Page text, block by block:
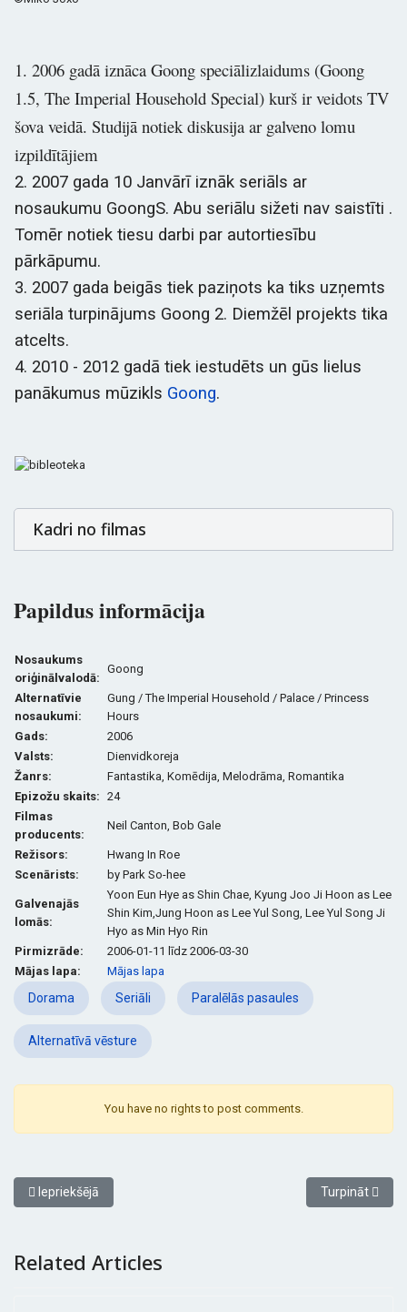
1. 2006 gadā iznāca Goong speciālizlaidums (Goong
1.5, The Imperial Household Special) kurš ir veidots TV
šova veidā. Studijā notiek diskusija ar galveno lomu
izpildītājiem
2. 2007 gada 10 Janvārī iznāk seriāls ar
nosaukumu GoongS. Abu seriālu sižeti nav saistīti .
Tomēr notiek tiesu darbi par autortiesību
pārkāpumu.
3. 2007 gada beigās tiek paziņots ka tiks uzņemts
seriāla turpinājums Goong 2. Diemžēl projekts tika
atcelts.
4. 2010 - 2012 gadā tiek iestudēts un gūs lielus
panākumus mūzikls Goong.
Kadri no filmas
Papildus informācija
Nosaukums
oriģinālvalodā:
Goong
Alternatīvie
nosaukumi:
Gung / The Imperial Household / Palace / Princess
Hours
Gads:
2006
Valsts:
Dienvidkoreja
Žanrs:
Fantastika, Komēdija, Melodrāma, Romantika
Epizožu skaits: 24
Filmas
producents:
Neil Canton, Bob Gale
Režisors:
Hwang In Roe
Scenārists:
by Park So-hee
Galvenajās
lomās:
Yoon Eun Hye as Shin Chae, Kyung Joo Ji Hoon as Lee
Shin Kim,Jung Hoon as Lee Yul Song, Lee Yul Song Ji
Hyo as Min Hyo Rin
Pirmizrāde:
2006-01-11 līdz 2006-03-30
Mājas lapa:
Mājas lapa
Dorama Seriāli Paralēlās pasaules
Alternatīvā vēsture
You have no rights to post comments.
Iepriekšējais raksts: My Girlfriend is a Gumiho / Mana draudzene
Iepriekšējā Nākamais
Turpināt
Related Articles